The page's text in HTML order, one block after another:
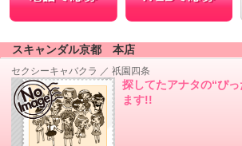
スキャンダル京都 本店
セクシーキャバクラ ／祇園四条
探してたアナタの“ぴ
ます!!